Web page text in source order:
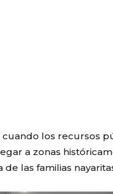
los recursos
a zonas
las familias